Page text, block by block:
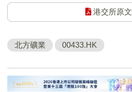
港交所原文
北方礦業 00433.HK